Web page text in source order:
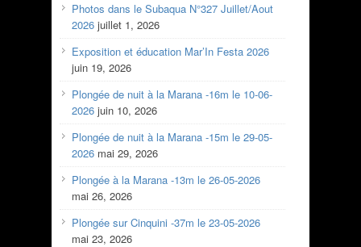
Photos dans le Subaqua N°327 Juillet/Aout
2026 juillet 1, 2026
Exposition et éducation Mar’In Festa 2026
juin 19, 2026
Plongée de nuit à la Marana -16m le 10-06-
2026 juin 10, 2026
Plongée de nuit à la Marana -15m le 29-05-
2026 mai 29, 2026
Plongée à la Marana -13m le 26-05-2026
mai 26, 2026
Plongée sur Cinquini -37m le 23-05-2026
mai 23, 2026